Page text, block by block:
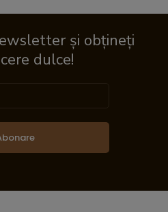
și obțineți
dulce!